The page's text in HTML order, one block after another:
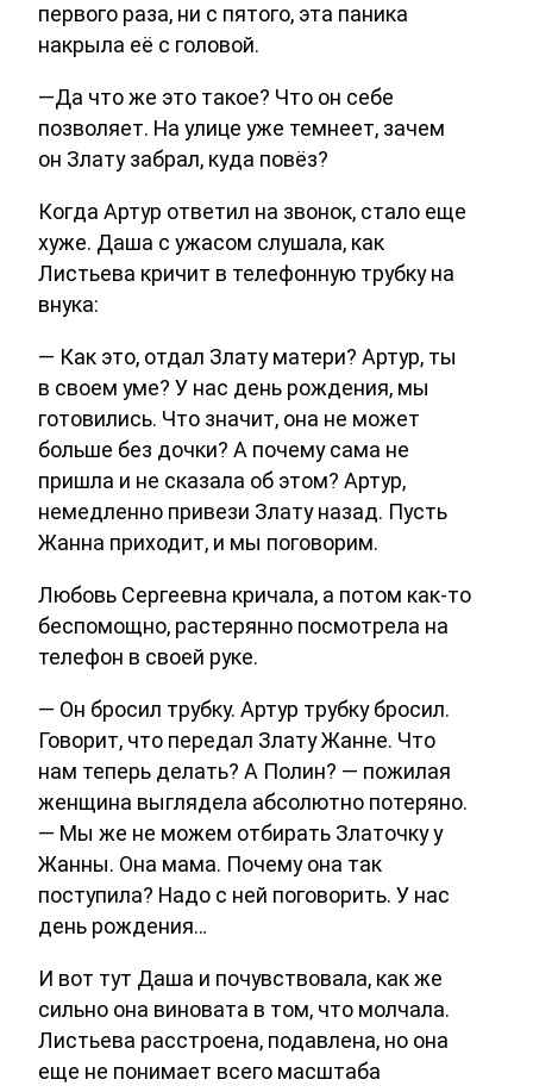
первого раза, ни с пятого, эта паника
накрыла её с головой.
—Да что же это такое? Что он себе
позволяет. На улице уже темнеет, зачем
он Злату забрал, куда повёз?
Когда Артур ответил на звонок, стало еще
хуже. Даша с ужасом слушала, как
Листьева кричит в телефонную трубку на
внука:
— Как это, отдал Злату матери? Артур, ты
в своем уме? У нас день рождения, мы
готовились. Что значит, она не может
больше без дочки? А почему сама не
пришла и не сказала об этом? Артур,
немедленно привези Злату назад. Пусть
Жанна приходит, и мы поговорим.
Любовь Сергеевна кричала, а потом как-то
беспомощно, растерянно посмотрела на
телефон в своей руке.
— Он бросил трубку. Артур трубку бросил.
Говорит, что передал Злату Жанне. Что
нам теперь делать? А Полин? — пожилая
женщина выглядела абсолютно потеряно.
— Мы же не можем отбирать Златочку у
Жанны. Она мама. Почему она так
поступила? Надо с ней поговорить. У нас
день рождения…
И вот тут Даша и почувствовала, как же
сильно она виновата в том, что молчала.
Листьева расстроена, подавлена, но она
еще не понимает всего масштаба